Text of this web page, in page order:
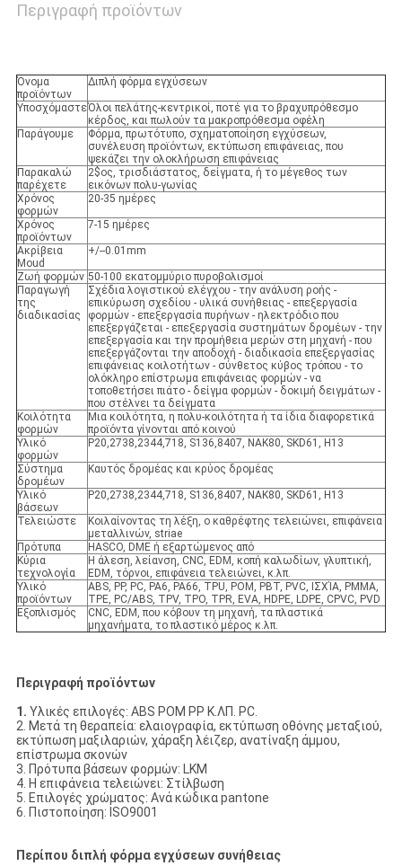
Περιγραφή προϊόντων
Όνομα
προϊόντων
Διπλή φόρμα εγχύσεων
ΥποσχόμαστεΌλοι πελάτης-κεντρικοί, ποτέ για το βραχυπρόθεσμο
κέρδος, και πωλούν τα μακροπρόθεσμα οφέλη
Παράγουμε
Φόρμα, πρωτότυπο, σχηματοποίηση εγχύσεων,
συνέλευση προϊόντων, εκτύπωση επιφάνειας, που
ψεκάζει την ολοκλήρωση επιφάνειας
Παρακαλώ
παρέχετε
2$ος, τρισδιάστατος, δείγματα, ή το μέγεθος των
εικόνων πολυ-γωνίας
Χρόνος
φορμών
20-35 ημέρες
Χρόνος
προϊόντων
7-15 ημέρες
Ακρίβεια
Moud
+/--0.01mm
Ζωή φορμών 50-100 εκατομμύριο πυροβολισμοί
Παραγωγή
της
διαδικασίας
Σχέδια λογιστικού ελέγχου - την ανάλυση ροής -
επικύρωση σχεδίου - υλικά συνήθειας - επεξεργασία
φορμών - επεξεργασία πυρήνων - ηλεκτρόδιο που
επεξεργάζεται - επεξεργασία συστημάτων δρομέων - την
επεξεργασία και την προμήθεια μερών στη μηχανή - που
επεξεργάζονται την αποδοχή - διαδικασία επεξεργασίας
επιφάνειας κοιλοτήτων - σύνθετος κύβος τρόπου - το
ολόκληρο επίστρωμα επιφάνειας φορμών - να
τοποθετήσει πιάτο - δείγμα φορμών - δοκιμή δειγμάτων -
που στέλνει τα δείγματα
Κοιλότητα
φορμών
Μια κοιλότητα, η πολυ-κοιλότητα ή τα ίδια διαφορετικά
προϊόντα γίνονται από κοινού
Υλικό
φορμών
P20,2738,2344,718, S136,8407, NAK80, SKD61, H13
Σύστημα
δρομέων
Καυτός δρομέας και κρύος δρομέας
Υλικό
βάσεων
P20,2738,2344,718, S136,8407, NAK80, SKD61, H13
Τελειώστε
Κοιλαίνοντας τη λέξη, ο καθρέφτης τελειώνει, επιφάνεια
μεταλλινών, striae
Πρότυπα
HASCO, DME ή εξαρτώμενος από
Κύρια
τεχνολογία
Η άλεση, λείανση, CNC, EDM, κοπή καλωδίων, γλυπτική,
EDM, τόρνοι, επιφάνεια τελειώνει, κ.λπ.
Υλικό
προϊόντων
ABS, PP, PC, PA6, PA66, TPU, POM, PBT, PVC, ΙΣΧΊΑ, PMMA,
TPE, PC/ABS, TPV, TPO, TPR, EVA, HDPE, LDPE, CPVC, PVD
Εξοπλισμός
CNC, EDM, που κόβουν τη μηχανή, τα πλαστικά
μηχανήματα, το πλαστικό μέρος κ.λπ.
Περιγραφή προϊόντων
1. Υλικές επιλογές: ABS POM PP Κ.ΛΠ. PC.
2. Μετά τη θεραπεία: ελαιογραφία, εκτύπωση οθόνης μεταξιού,
εκτύπωση μαξιλαριών, χάραξη λέιζερ, ανατίναξη άμμου,
επίστρωμα σκονών
3. Πρότυπα βάσεων φορμών: LKM
4. Η επιφάνεια τελειώνει: Στίλβωση
5. Επιλογές χρώματος: Ανά κώδικα pantone
6. Πιστοποίηση: ISO9001
Περίπου διπλή φόρμα εγχύσεων συνήθειας